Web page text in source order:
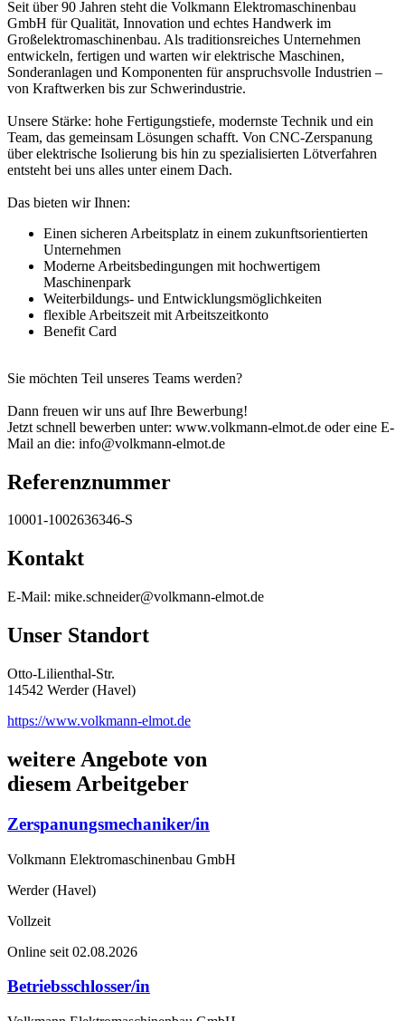
Seit über 90 Jahren steht die Volkmann Elektromaschinenbau
GmbH für Qualität, Innovation und echtes Handwerk im
Großelektromaschinenbau. Als traditionsreiches Unternehmen
entwickeln, fertigen und warten wir elektrische Maschinen,
Sonderanlagen und Komponenten für anspruchsvolle Industrien –
von Kraftwerken bis zur Schwerindustrie.
Unsere Stärke: hohe Fertigungstiefe, modernste Technik und ein
Team, das gemeinsam Lösungen schafft. Von CNC-Zerspanung
über elektrische Isolierung bis hin zu spezialisierten Lötverfahren
entsteht bei uns alles unter einem Dach.
Das bieten wir Ihnen:
Einen sicheren Arbeitsplatz in einem zukunftsorientierten
Unternehmen
Moderne Arbeitsbedingungen mit hochwertigem
Maschinenpark
Weiterbildungs- und Entwicklungsmöglichkeiten
flexible Arbeitszeit mit Arbeitszeitkonto
Benefit Card
Sie möchten Teil unseres Teams werden?
Dann freuen wir uns auf Ihre Bewerbung!
Jetzt schnell bewerben unter: www.volkmann-elmot.de oder eine E-
Mail an die: info@volkmann-elmot.de
Referenznummer
10001-1002636346-S
Kontakt
E-Mail: mike.schneider@volkmann-elmot.de
Unser Standort
Otto-Lilienthal-Str.
14542 Werder (Havel)
https://www.volkmann-elmot.de
weitere Angebote von
diesem Arbeitgeber
Zerspanungsmechaniker/in
Volkmann Elektromaschinenbau GmbH
Werder (Havel)
Vollzeit
Online seit 02.08.2026
Betriebsschlosser/in